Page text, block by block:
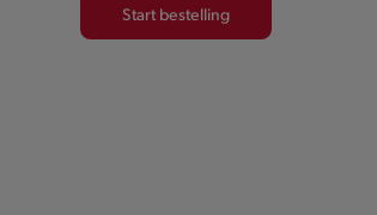
Start bestelling